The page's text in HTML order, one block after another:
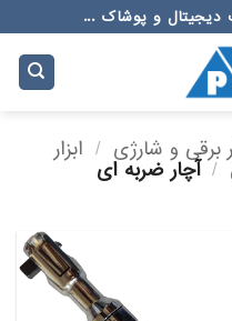
دیجیتال و پوشاک ...
برقی و شارژی / ابزار
/ آچار ضربه ای